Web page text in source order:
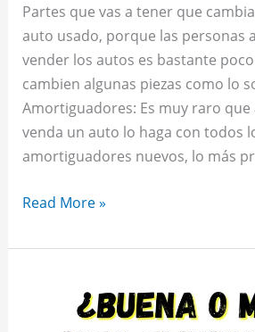
Partes que vas a tener que
auto usado, porque las personas
vender los autos es bastante
cambien algunas piezas como lo
Amortiguadores: Es muy raro
venda un auto lo haga con todos
amortiguadores nuevos, lo más
Read More »